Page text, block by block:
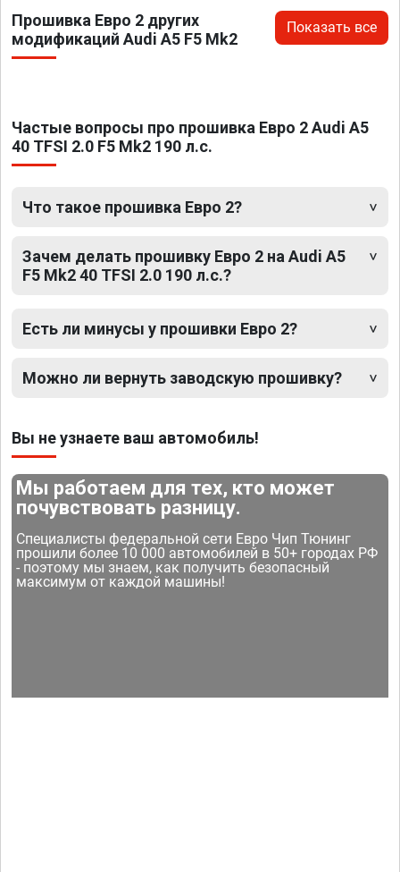
Прошивка Евро 2 других
модификаций Audi A5 F5 Mk2
Показать все
Частые вопросы про прошивка Евро 2 Audi A5
40 TFSI 2.0 F5 Mk2 190 л.с.
Что такое прошивка Евро 2?
Зачем делать прошивку Евро 2 на Audi A5
F5 Mk2 40 TFSI 2.0 190 л.с.?
Есть ли минусы у прошивки Евро 2?
Можно ли вернуть заводскую прошивку?
Вы не узнаете ваш автомобиль!
Мы работаем для тех, кто может
почувствовать разницу.
Специалисты федеральной сети Евро Чип Тюнинг
прошили более 10 000 автомобилей в 50+ городах РФ
- поэтому мы знаем, как получить безопасный
максимум от каждой машины!